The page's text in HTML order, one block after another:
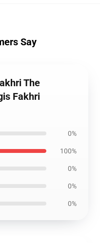
Say
The
Fakhri
0%
100%
0%
0%
0%